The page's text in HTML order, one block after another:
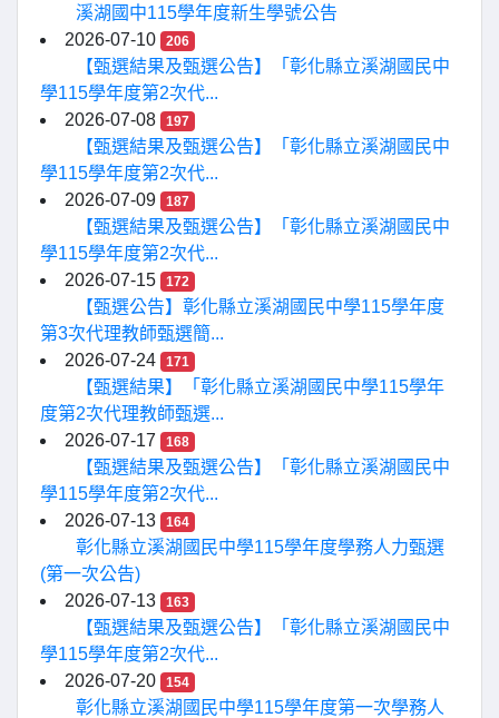
溪湖國中115學年度新生學號公告
2026-07-10
206
【甄選結果及甄選公告】「彰化縣立溪湖國民中
學115學年度第2次代...
2026-07-08
197
【甄選結果及甄選公告】「彰化縣立溪湖國民中
學115學年度第2次代...
2026-07-09
187
【甄選結果及甄選公告】「彰化縣立溪湖國民中
學115學年度第2次代...
2026-07-15
172
【甄選公告】彰化縣立溪湖國民中學115學年度
第3次代理教師甄選簡...
2026-07-24
171
【甄選結果】「彰化縣立溪湖國民中學115學年
度第2次代理教師甄選...
2026-07-17
168
【甄選結果及甄選公告】「彰化縣立溪湖國民中
學115學年度第2次代...
2026-07-13
164
彰化縣立溪湖國民中學115學年度學務人力甄選
(第一次公告)
2026-07-13
163
【甄選結果及甄選公告】「彰化縣立溪湖國民中
學115學年度第2次代...
2026-07-20
154
彰化縣立溪湖國民中學115學年度第一次學務人